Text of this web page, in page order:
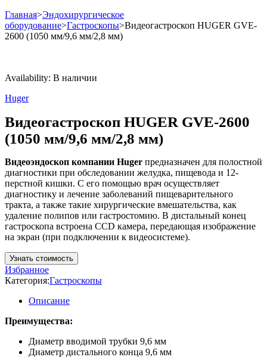
Главная>Эндохирургическое
оборудование>Гастроскопы>Видеогастроскоп HUGER GVE-
2600 (1050 мм/9,6 мм/2,8 мм)
Availability: В наличии
Huger
Видеогастроскоп HUGER GVE-2600
(1050 мм/9,6 мм/2,8 мм)
Видеоэндоскоп компании Huger предназначен для полостной
диагностики при обследовании желудка, пищевода и 12-
перстной кишки. С его помощью врач осуществляет
диагностику и лечение заболеваний пищеварительного
тракта, а также такие хирургические вмешательства, как
удаление полипов или гастростомию. В дистальный конец
гастроскопа встроена CCD камера, передающая изображение
на экран (при подключении к видеосистеме).
Узнать стоимость
Избранное
Категория:Гастроскопы
Описание
Преимущества:
Диаметр вводимой трубки 9,6 мм
Диаметр дистального конца 9,6 мм